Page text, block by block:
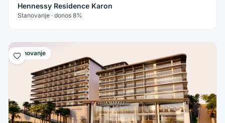
Hennessy Residence Karon
Stanovanje · donos 8%
Stanovanje